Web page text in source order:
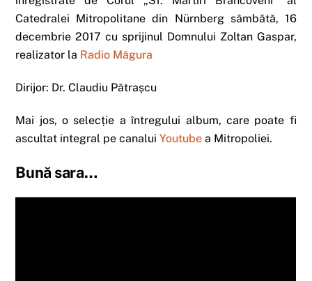
Catedralei Mitropolitane din Nürnberg sâmbătă, 16
decembrie 2017 cu sprijinul Domnului Zoltan Gaspar,
realizator la Radio Măgura
Dirijor: Dr. Claudiu Pătrașcu
Mai jos, o selecție a întregului album, care poate fi
ascultat integral pe canaluiYoutube a Mitropoliei.
Bună sara…